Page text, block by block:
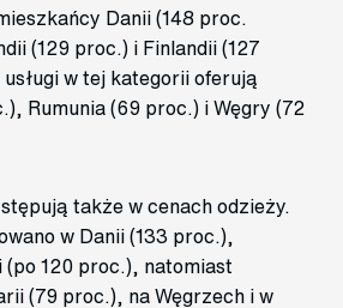
Danii (148 proc.
(129 proc.) i Finlandii (127
w tej kategorii oferują
Rumunia (69 proc.) i Węgry (72
także w cenach odzieży.
w Danii (133 proc.),
(po 120 proc.), natomiast
(79 proc.), na Węgrzech i w